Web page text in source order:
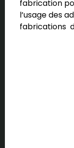
fabrication
l’usage des
fabrications